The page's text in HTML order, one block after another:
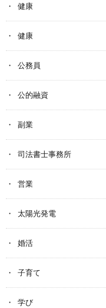
健康
健康
公務員
公的融資
副業
司法書士事務所
営業
太陽光発電
婚活
子育て
学び